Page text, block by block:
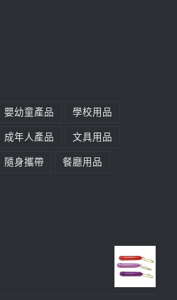
嬰幼童產品 學校用品
成年人產品 文具用品
隨身攜帶 餐廳用品